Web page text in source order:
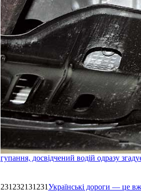
гупання, досвідчений водій одразу
231232131231Українські дороги — це